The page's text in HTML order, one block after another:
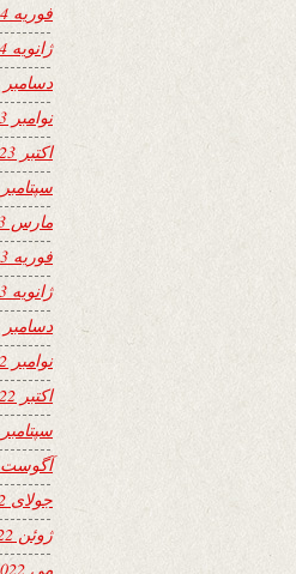
فوریه 2024
ژانویه 2024
دسامبر 2023
نوامبر 2023
اکتبر 2023
سپتامبر 2023
مارس 2023
فوریه 2023
ژانویه 2023
دسامبر 2022
نوامبر 2022
اکتبر 2022
سپتامبر 2022
آگوست 2022
جولای 2022
ژوئن 2022
می 2022